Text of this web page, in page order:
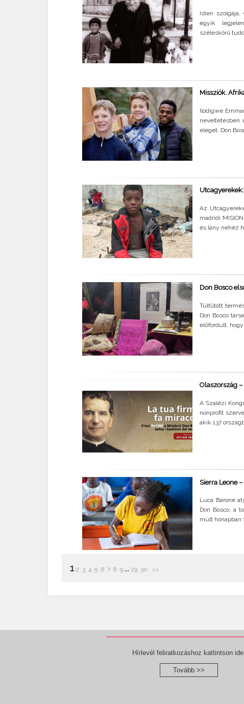
Isten szolgája,
egyik
széleskörű
Missziók.
Ilodigwe
neveltetésben
eleget. Don
Az
madridi
és lány nehéz
Don Bosco
Túlfűtött
Don Bosco
előfordult, hogy
Olaszország
A Szalézi
nonprofit
akik 137
Sierra Leone
Luca Barone
Don Bosco, a
múlt hónapban
1 2 3 4 5 6 7 8 9 ... 29 30 >>
Hírlevél feliratkozáshoz kattintson
Tovább >>